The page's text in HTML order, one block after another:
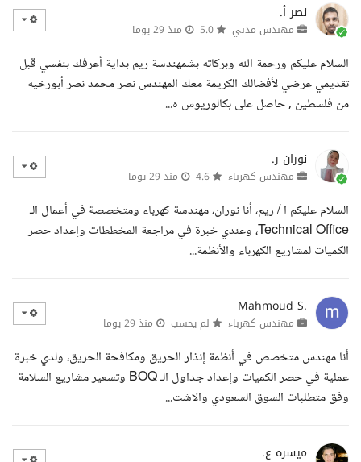
نصر أ.
مهندس مدني منذ 29 يوما
السلام عليكم ورحمة الله وبركاته بشمهندسة ريم بداية أعرفك بنفسي قبل
تقديمي عرضي لأفضالك الكريمة معك المهندس نصر محمد نصر أبورخيه
من فلسطين , حاصل على بكالوريوس ه...
نوران ر.
مهندس كهرباء منذ 29 يوما
السلام عليكم ا / ريم، أنا نوران، مهندسة كهرباء ومتخصصة في أعمال الـ
Technical Office، وعندي خبرة في مراجعة المخططات وإعداد حصر
الكميات لمشاريع الكهرباء والأنظمة...
Mahmoud S.
مهندس كهرباء لم يحسب منذ 29 يوما
أنا مهندس متخصص في أنظمة إنذار الحريق ومكافحة الحريق، ولدي خبرة
عملية في حصر الكميات وإعداد جداول الـ BOQ وتسعير مشاريع السلامة
وفق متطلبات السوق السعودي والاشت...
ميسره ع.